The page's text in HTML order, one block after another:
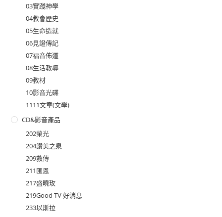
03實踐神學
04教會歷史
05生命造就
06見證傳記
07福音佈道
08生活教導
09教材
10影音光碟
1111文章(文學)
CD&影音產品
202榮光
204讚美之泉
209救傳
211匯恩
217盛曉玫
219Good TV 好消息
233以斯拉